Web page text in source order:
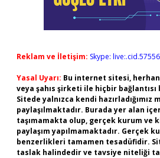
Reklam ve İletişim: Skype:
Yasal Uyarı: Bu internet sitesi,
veya şahıs şirketi ile hiçbir
Sitede yalnızca kendi hazırladığımız
paylaşılmaktadır. Burada yer alan
taşımamakta olup, gerçek kurum ve
paylaşım yapılmamaktadır. Gerçek
benzerlikleri tamamen tesadüfidir.
taslak halindedir ve tavsiye niteliği